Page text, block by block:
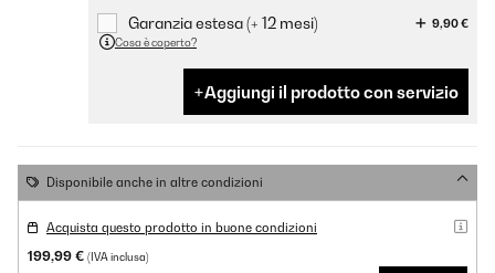
Garanzia estesa (+ 12 mesi)
9,90 €
Cosa è coperto?
Aggiungi il prodotto con servizio
Disponibile anche in altre condizioni
Acquista questo prodotto in buone condizioni
199,99 € (IVA inclusa)